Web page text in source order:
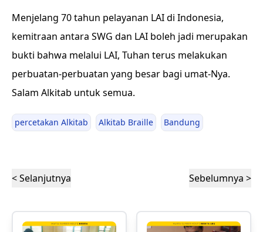
Menjelang 70 tahun pelayanan LAI di Indonesia,
kemitraan antara SWG dan LAI boleh jadi merupakan
bukti bahwa melalui LAI, Tuhan terus melakukan
perbuatan-perbuatan yang besar bagi umat-Nya.
Salam Alkitab untuk semua.
percetakan Alkitab Alkitab Braille Bandung
< Selanjutnya Sebelumnya >